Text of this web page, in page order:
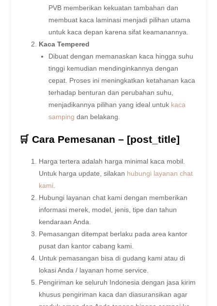
PVB memberikan kekuatan tambahan dan
membuat kaca laminasi menjadi pilihan utama
untuk kaca depan karena sifat keamanannya.
Kaca Tempered
Dibuat dengan memanaskan kaca hingga suhu
tinggi kemudian mendinginkannya dengan
cepat. Proses ini meningkatkan ketahanan kaca
terhadap benturan dan perubahan suhu,
menjadikannya pilihan yang ideal untuk kaca
samping dan belakang.
🛒 Cara Pemesanan – [post_title]
Harga tertera adalah harga minimal kaca mobil.
Untuk harga update, silakan hubungi layanan chat
kami
Hubungi layanan chat kami dengan memberikan
informasi merek, model, jenis, tipe dan tahun
kendaraan Anda.
Pemasangan ditempat berlaku pada area kantor
pusat dan kantor cabang kami.
Untuk pemasangan bisa di gudang kami atau di
lokasi Anda / layanan home service.
Pengiriman ke seluruh Indonesia dengan jasa kirim
khusus pengiriman kaca dan diasuransikan agar